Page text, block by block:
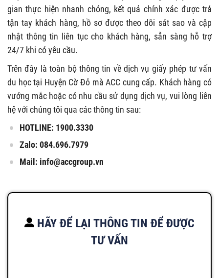
gian thực hiện nhanh chóng, kết quả chính xác được trả
tận tay khách hàng, hồ sơ được theo dõi sát sao và cập
nhật thông tin liên tục cho khách hàng, sẵn sàng hỗ trợ
24/7 khi có yêu cầu.
Trên đây là toàn bộ thông tin về dịch vụ giấy phép tư vấn
du học tại Huyện Cờ Đỏ mà ACC cung cấp. Khách hàng có
vướng mắc hoặc có nhu cầu sử dụng dịch vụ, vui lòng liên
hệ với chúng tôi qua các thông tin sau:
HOTLINE: 1900.3330
Zalo: 084.696.7979
Mail: info@accgroup.vn
HÃY ĐỂ LẠI THÔNG TIN ĐỂ ĐƯỢC
TƯ VẤN